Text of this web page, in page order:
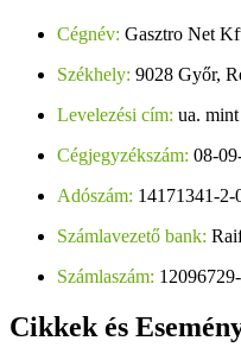
Cégnév: Gasztro Net
Székhely: 9028 Győr,
Levelezési cím: ua.
Cégjegyzékszám: 08-
Adószám: 14171341-2-
Számlavezető bank:
Számlaszám:
Cikkek és